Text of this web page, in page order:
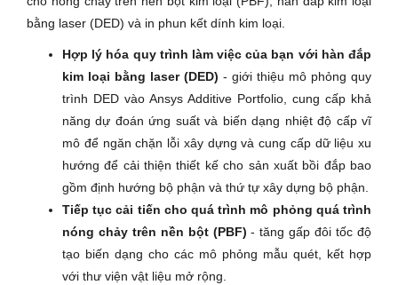
bằng laser (DED) và in phun kết dính kim loại.
Hợp lý hóa quy trình làm việc của bạn với hàn đắp
kim loại bằng laser (DED) - giới thiệu mô phỏng quy
trình DED vào Ansys Additive Portfolio, cung cấp khả
năng dự đoán ứng suất và biến dạng nhiệt độ cấp vĩ
mô để ngăn chặn lỗi xây dựng và cung cấp dữ liệu xu
hướng để cải thiện thiết kế cho sản xuất bồi đắp bao
gồm định hướng bộ phận và thứ tự xây dựng bộ phận.
Tiếp tục cải tiến cho quá trình mô phỏng quá trình
nóng chảy trên nền bột (PBF)- tăng gấp đôi tốc độ
tạo biến dạng cho các mô phỏng mẫu quét, kết hợp
với thư viện vật liệu mở rộng.